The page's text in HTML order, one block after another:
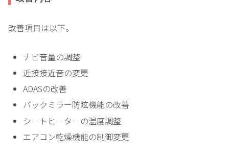
改善項目は以下。
ナビ音量の調整
近接接近音の変更
ADASの改善
バックミラー防眩機能の改善
シートヒーターの温度調整
エアコン乾燥機能の制御変更